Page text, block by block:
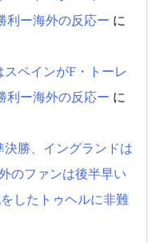
利ー海外の反応ー に
ペインがF・トーレ
利ー海外の反応ー に
勝、イングランドは
のファンは後半早い
したトゥヘルに非難